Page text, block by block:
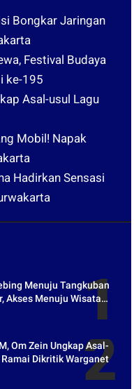
Bongkar Jaringan
Festival Budaya
ke-195
Asal-usul Lagu
Mobil! Napak
Hadirkan Sensasi
Menuju Tangkuban
Akses Menuju Wisata
Om Zein Ungkap Asal-
Dikritik Warganet